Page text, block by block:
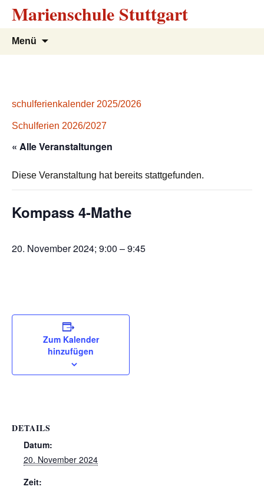
Marienschule Stuttgart
Menü
schulferienkalender 2025/2026
Schulferien 2026/2027
« Alle Veranstaltungen
Diese Veranstaltung hat bereits stattgefunden.
Kompass 4-Mathe
20. November 2024; 9:00 –9:45
Zum Kalender
hinzufügen
DETAILS
Datum:
20. November 2024
Zeit: